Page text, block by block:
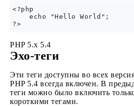
<?php
    echo "Hello World";
PHP 5.x 5.4
Эхо-теги
Эти теги доступны во всех
PHP 5.4 всегда включен. В
теги можно было включить
короткими тегами.